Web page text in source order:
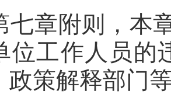
附则，本章
位工作人员的
政策解释部门